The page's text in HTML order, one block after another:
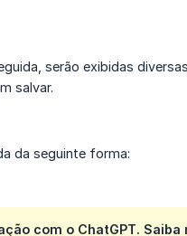
serão exibidas
salvar.
da seguinte forma:
com o ChatGPT. Saiba